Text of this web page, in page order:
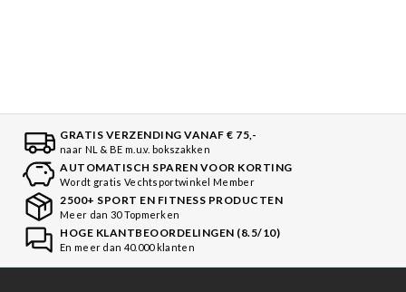
GRATIS VERZENDING VANAF € 75,-
naar NL & BE m.u.v. bokszakken
AUTOMATISCH SPAREN VOOR KORTING
Wordt gratis Vechtsportwinkel Member
2500+ SPORT EN FITNESS PRODUCTEN
Meer dan 30 Topmerken
HOGE KLANTBEOORDELINGEN (8.5/10)
En meer dan 40.000 klanten